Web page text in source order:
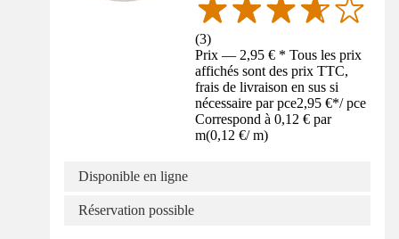
(3)
Prix — 2,95 € * Tous les prix
affichés sont des prix TTC,
frais de livraison en sus si
nécessaire par pce2,95 €*/ pce
Correspond à 0,12 € par
m(0,12 €/ m)
Disponible en ligne
Réservation possible